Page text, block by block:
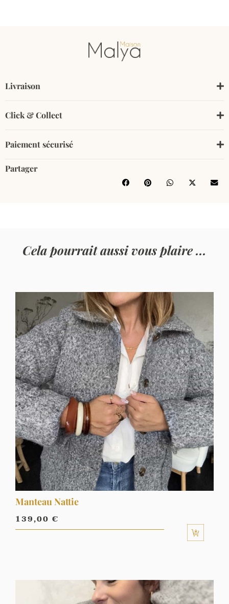
Livraison
Click & Collect
Paiement sécurisé
Partager
Cela pourrait aussi vous plaire ...
Manteau Nattie
139,00 €